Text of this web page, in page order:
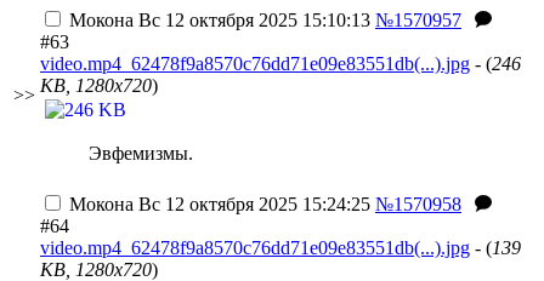
>>
Мокона Вс 12 октября 2025 15:10:13 №1570957
#63
video.mp4_62478f9a8570c76dd71e09e83551db(...).jpg - (246
KB, 1280x720)
Эвфемизмы.
Мокона Вс 12 октября 2025 15:24:25 №1570958
#64
video.mp4_62478f9a8570c76dd71e09e83551db(...).jpg - (139
KB, 1280x720)